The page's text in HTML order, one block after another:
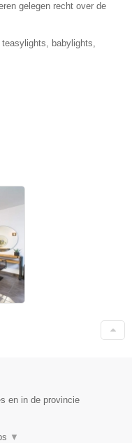
gelegen recht over de
babylights,
en in de provincie
▼